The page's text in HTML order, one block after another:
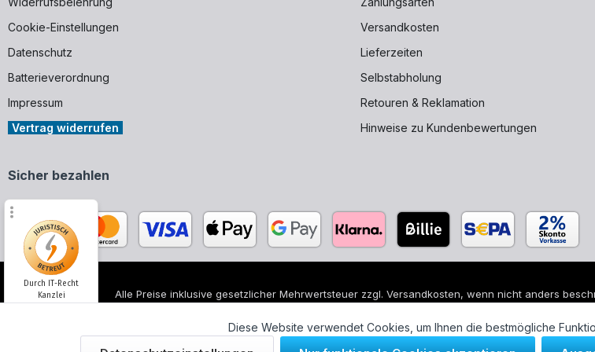
Cookie-Einstellungen
Datenschutz
Batterieverordnung
Impressum
Vertrag widerrufen
Versandkosten
Lieferzeiten
Selbstabholung
Retouren & Reklamation
Hinweise zu Kundenbewertungen
Sicher bezahlen
Alle Preise inklusive gesetzlicher Mehrwertsteuer zzgl. Versandkosten, wenn nicht anders
Diese Website verwendet Cookies, um Ihnen die bestmögliche
Durch IT-Recht
Kanzlei